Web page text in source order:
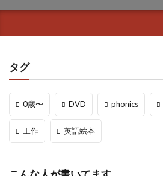
タグ
0歳〜 DVD phonics
工作 英語絵本